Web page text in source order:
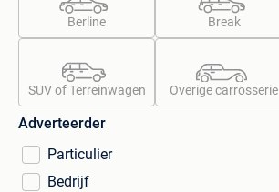
Berline Break
SUV of Terreinwagen Overige carrosserie
Adverteerder
Particulier
Bedrijf